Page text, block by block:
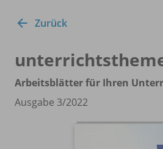
Zurück
Arbeitsblätter für Ihren
Ausgabe 3/2022